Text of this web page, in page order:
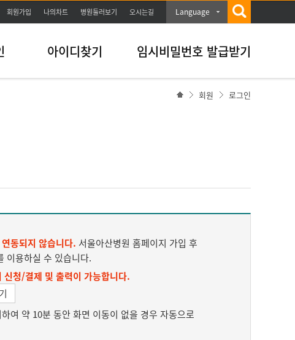
회원가입 나의차트 병원둘러보기 오시는길 Language
아이디찾기 임시비밀번호 발급받기
회원 로그인
동되지 않습니다. 서울아산병원 홈페이지 가입 후
이용하실 수 있습니다.
신청/결제 및 출력이 가능합니다.
여 약 10분 동안 화면 이동이 없을 경우 자동으로